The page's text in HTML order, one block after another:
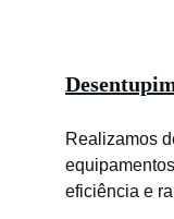
Realizamos
eficiência e